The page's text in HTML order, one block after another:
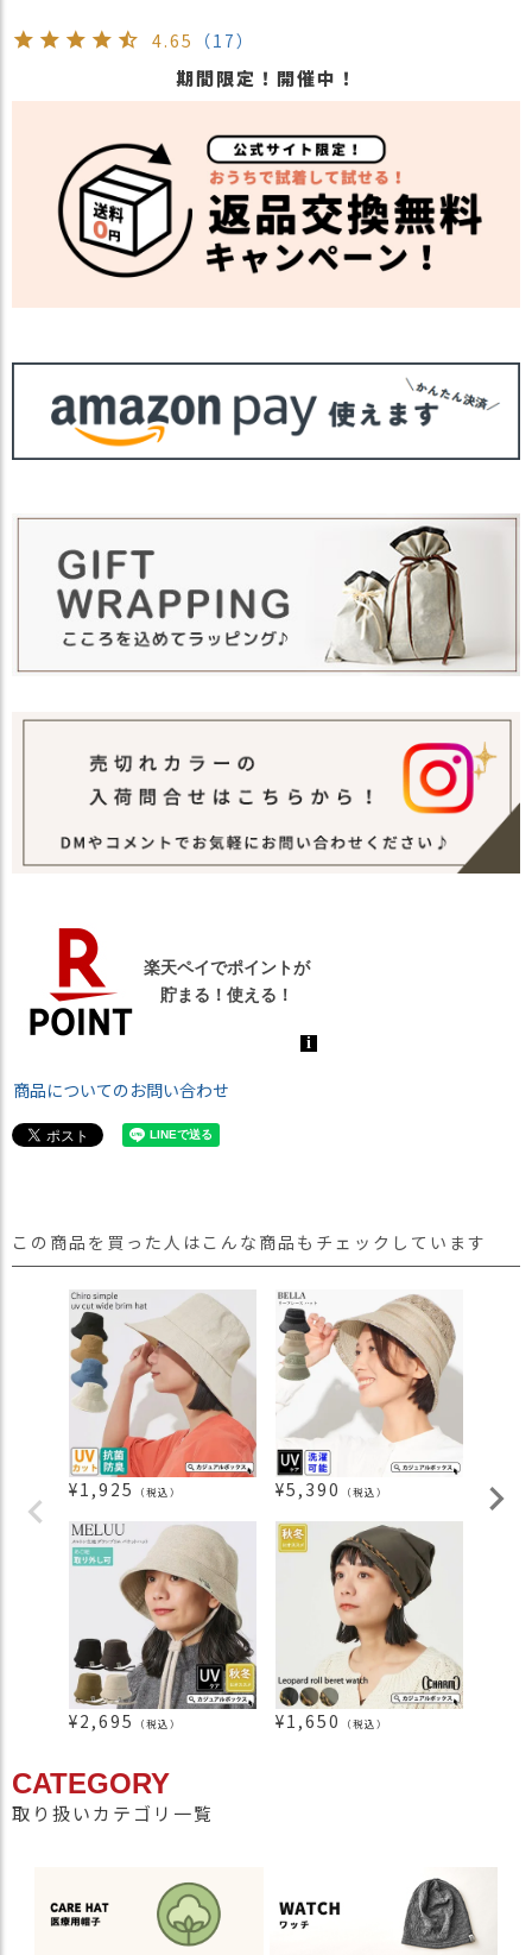
4.65 （17）
期間限定！開催中！
商品についてのお問い合わせ
この商品を買った人はこんな商品もチェックしています
¥1,925 （税込） ¥5,390 （税込） ¥
¥2,695 （税込） ¥1,650 （税込）
CATEGORY
取り扱いカテゴリ一覧